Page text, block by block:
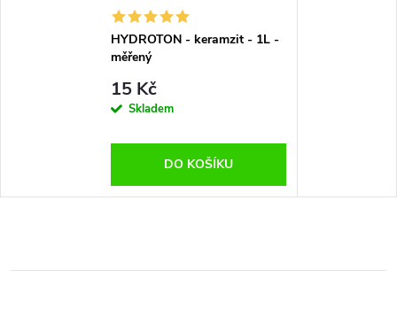
HYDROTON - keramzit - 1L -
měřený
15 Kč
Skladem
DO KOŠÍKU